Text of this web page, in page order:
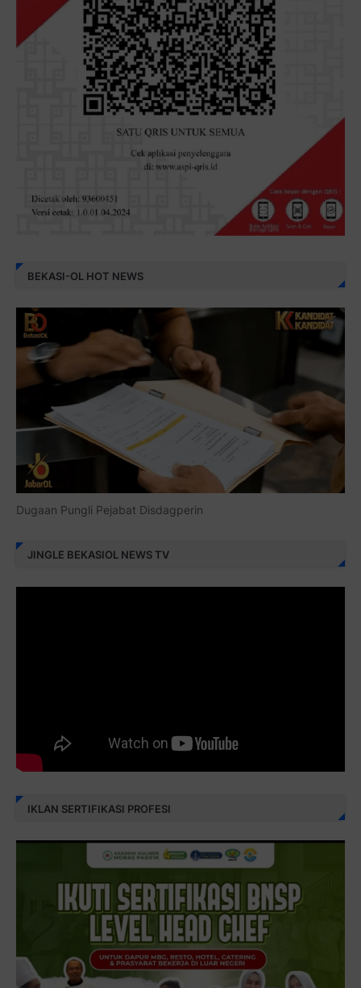
BEKASI-OL HOT NEWS
Dugaan Pungli Pejabat Disdagperin
JINGLE BEKASIOL NEWS TV
IKLAN SERTIFIKASI PROFESI